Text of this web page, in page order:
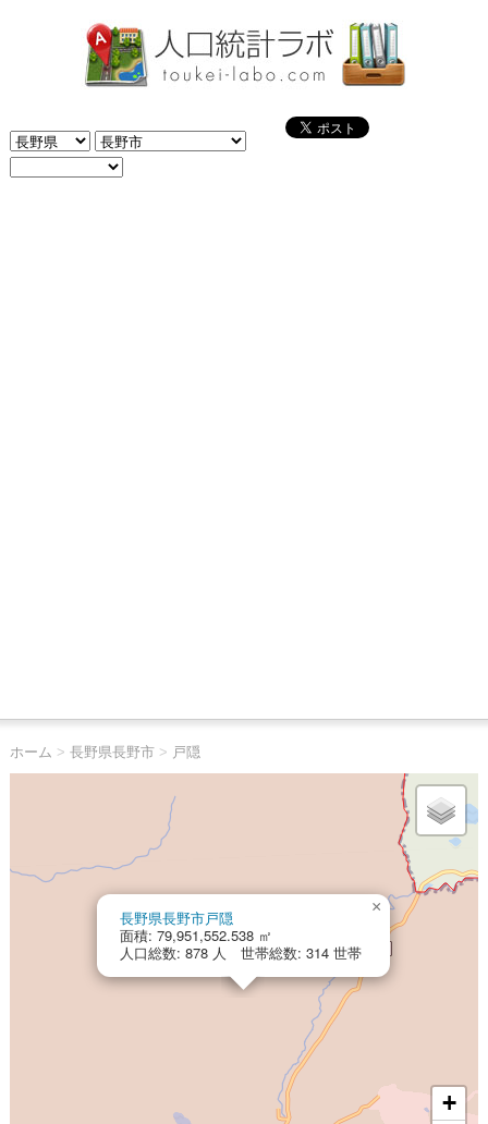
ホーム > 長野県長野市> 戸隠
長野県長野市戸隠
面積: 79,951,552.538 ㎡
人口総数: 878 人 世帯総数: 314 世帯
×
+